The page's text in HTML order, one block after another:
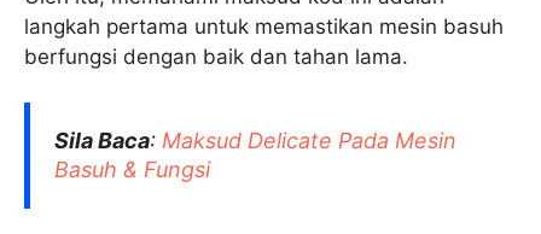
langkah pertama untuk memastikan mesin basuh
berfungsi dengan baik dan tahan lama.
Sila Baca: Maksud Delicate Pada Mesin
Basuh & Fungsi